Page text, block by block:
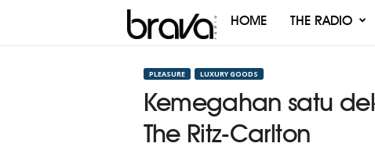
Brava
HOME THE RADIO
PLEASURE LUXURY GOODS
Kemegahan satu
The Ritz-Carlton